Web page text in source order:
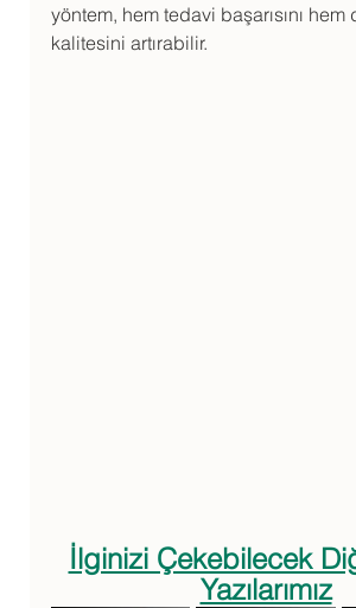
yöntem, hem tedavi başarısını hem
kalitesini artırabilir.
İlginizi Çekebilecek
Yazılarımız